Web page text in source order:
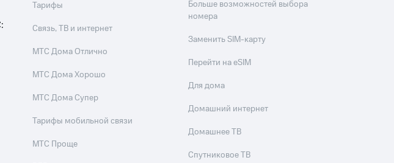
Тарифы
Связь, ТВ и интернет
МТС Дома Отлично
МТС Дома Хорошо
МТС Дома Супер
Тарифы мобильной связи
МТС Проще
Больше возможностей выбора
номера
Заменить SIM-карту
Перейти на eSIM
Для дома
Домашний интернет
Домашнее ТВ
Спутниковое ТВ